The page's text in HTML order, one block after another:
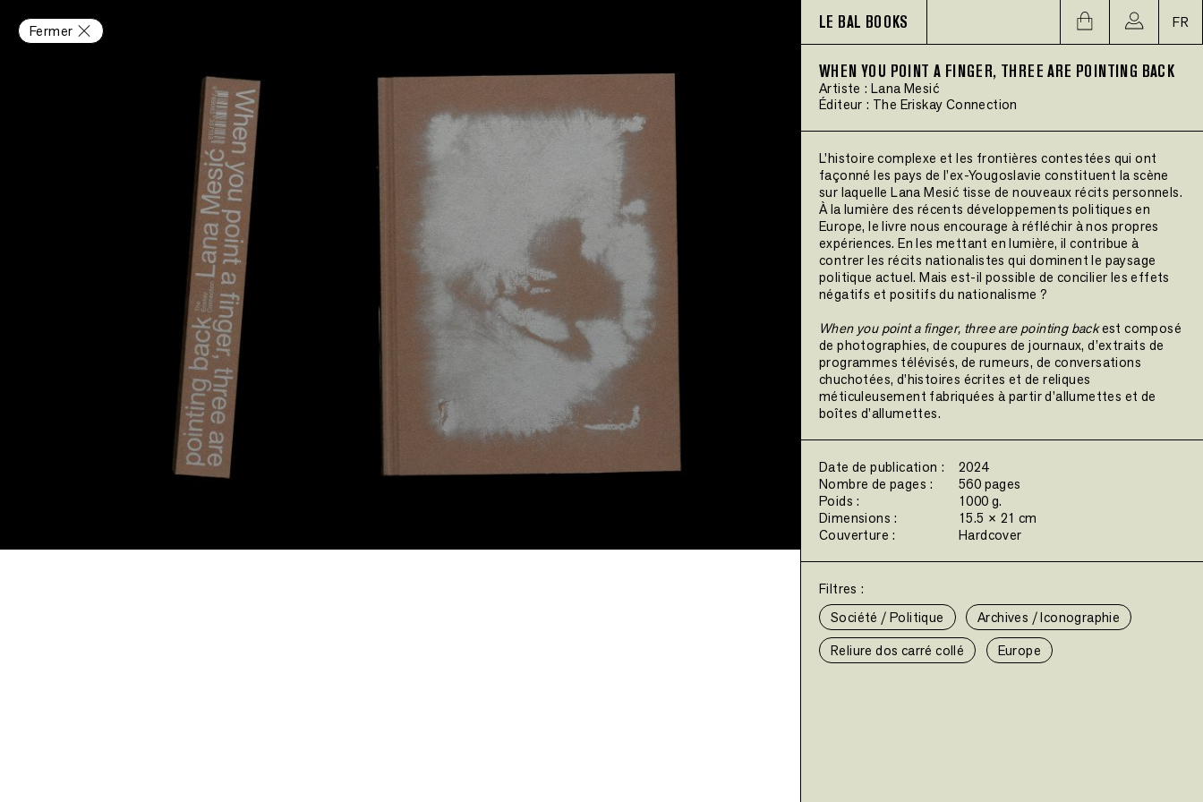
Fermer LE BAL BOOKS FR
WHEN YOU POINT A FINGER, THREE ARE POINTING BACK
Artiste : Lana Mesić
Éditeur : The Eriskay Connection
L’histoire complexe et les frontières contestées qui ont
façonné les pays de l’ex-Yougoslavie constituent la scène
sur laquelle Lana Mesić tisse de nouveaux récits personnels.
À la lumière des récents développements politiques en
Europe, le livre nous encourage à réfléchir à nos propres
expériences. En les mettant en lumière, il contribue à
contrer les récits nationalistes qui dominent le paysage
politique actuel. Mais est-il possible de concilier les effets
négatifs et positifs du nationalisme ?
When you point a finger, three are pointing backest composé
de photographies, de coupures de journaux, d’extraits de
programmes télévisés, de rumeurs, de conversations
chuchotées, d’histoires écrites et de reliques
méticuleusement fabriquées à partir d’allumettes et de
boîtes d’allumettes.
Date de publication :
2024
Nombre de pages :
560 pages
Poids :
1000 g.
Dimensions :
15.5 × 21 cm
Couverture :
Hardcover
Filtres :
Société / Politique
Archives / Iconographie
Reliure dos carré collé
Europe